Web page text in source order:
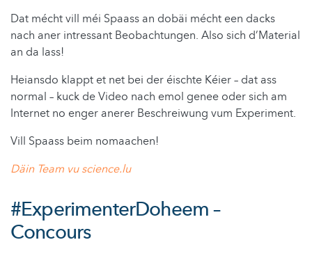
Dat mécht vill méi Spaass an dobäi mécht een dacks
nach aner intressant Beobachtungen. Also sich d’Material
an da lass!
Heiansdo klappt et net bei der éischte Kéier – dat ass
normal – kuck de Video nach emol genee oder sich am
Internet no enger anerer Beschreiwung vum Experiment.
Vill Spaass beim nomaachen!
Däin Team vu science.lu
#ExperimenterDoheem –
Concours